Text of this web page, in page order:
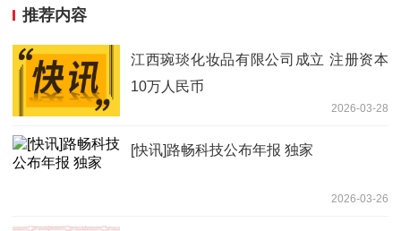
推荐内容
江西琬琰化妆品有限公司成立 注册资本
10万人民币
2026-03-28
[快讯]路畅科技公布年报 独家
2026-03-26